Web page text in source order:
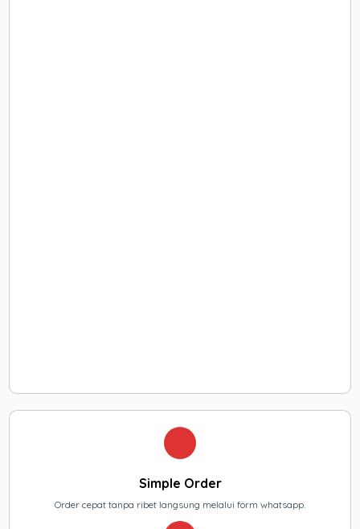
Simple Order
Order cepat tanpa ribet langsung melalui form whatsapp.